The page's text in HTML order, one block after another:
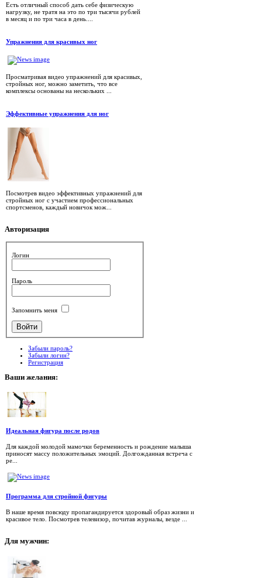
Есть отличный способ дать себе физическую
нагрузку, не тратя на это по три тысячи рублей
в месяц и по три часа в день....
Упражнения для красивых ног
Просматривая видео упражнений для красивых,
стройных ног, можно заметить, что все
комплексы основаны на нескольких ...
Эффективные упражнения для ног
Посмотрев видео эффективных упражнений для
стройных ног с участием профессиональных
спортсменов, каждый новичок мож...
Авторизация
Логин
Пароль
Запомнить меня
Забыли пароль?
Забыли логин?
Регистрация
Ваши желания:
Идеальная фигура после родов
Для каждой молодой мамочки беременность и рождение малыша
приносят массу положительных эмоций. Долгожданная встреча с
ре...
Программа для стройной фигуры
В наше время повсюду пропагандируется здоровый образ жизни и
красивое тело. Посмотрев телевизор, почитав журналы, везде ...
Для мужчин: